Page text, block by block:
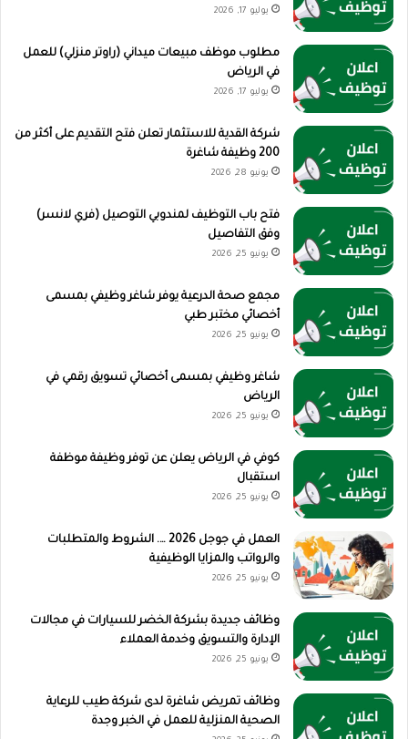
يوليو 17, 2026
مطلوب موظف مبيعات ميداني (راوتر منزلي) للعمل
في الرياض
يوليو 17, 2026
شركة القدية للاستثمار تعلن فتح التقديم على أكثر من
200 وظيفة شاغرة
يونيو 28, 2026
فتح باب التوظيف لمندوبي التوصيل (فري لانسر)
وفق التفاصيل
يونيو 25, 2026
مجمع صحة الدرعية يوفر شاغر وظيفي بمسمى
أخصائي مختبر طبي
يونيو 25, 2026
شاغر وظيفي بمسمى أخصائي تسويق رقمي في
الرياض
يونيو 25, 2026
كوفي في الرياض يعلن عن توفر وظيفة موظفة
استقبال
يونيو 25, 2026
العمل في جوجل 2026 …. الشروط والمتطلبات
والرواتب والمزايا الوظيفية
يونيو 25, 2026
وظائف جديدة بشركة الخضر للسيارات في مجالات
الإدارة والتسويق وخدمة العملاء
يونيو 25, 2026
وظائف تمريض شاغرة لدى شركة طيب للرعاية
الصحية المنزلية للعمل في الخبر وجدة